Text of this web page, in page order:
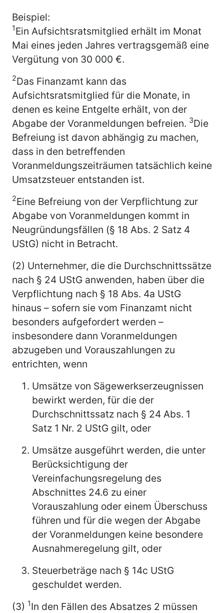
Beispiel:
1Ein Aufsichtsratsmitglied erhält im Monat
Mai eines jeden Jahres vertragsgemäß eine
Vergütung von 30 000 €.
2Das Finanzamt kann das
Aufsichtsratsmitglied für die Monate, in
denen es keine Entgelte erhält, von der
Abgabe der Voranmeldungen befreien. 3Die
Befreiung ist davon abhängig zu machen,
dass in den betreffenden
Voranmeldungszeiträumen tatsächlich keine
Umsatzsteuer entstanden ist.
2Eine Befreiung von der Verpflichtung zur
Abgabe von Voranmeldungen kommt in
Neugründungsfällen (§ 18 Abs. 2 Satz 4
UStG) nicht in Betracht.
(2) Unternehmer, die die Durchschnittssätze
nach § 24 UStG anwenden, haben über die
Verpflichtung nach § 18 Abs. 4a UStG
hinaus – sofern sie vom Finanzamt nicht
besonders aufgefordert werden –
insbesondere dann Voranmeldungen
abzugeben und Vorauszahlungen zu
entrichten, wenn
Umsätze von Sägewerkserzeugnissen
bewirkt werden, für die der
Durchschnittssatz nach § 24 Abs. 1
Satz 1 Nr. 2 UStG gilt, oder
Umsätze ausgeführt werden, die unter
Berücksichtigung der
Vereinfachungsregelung des
Abschnittes 24.6 zu einer
Vorauszahlung oder einem Überschuss
führen und für die wegen der Abgabe
der Voranmeldungen keine besondere
Ausnahmeregelung gilt, oder
Steuerbeträge nach § 14c UStG
geschuldet werden.
(3) 1In den Fällen des Absatzes 2 müssen